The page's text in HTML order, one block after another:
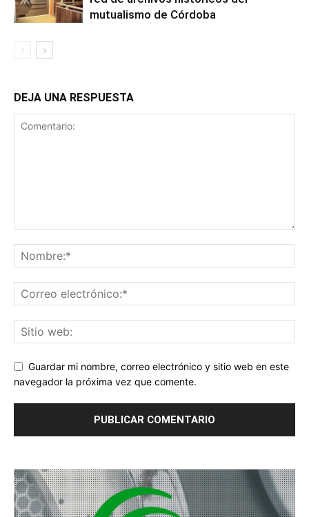
mutualismo de Córdoba
DEJA UNA RESPUESTA
Guardar mi nombre, correo electrónico y sitio web en este
navegador la próxima vez que comente.